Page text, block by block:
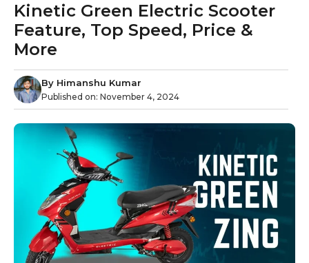
Kinetic Green Electric Scooter
Feature, Top Speed, Price &
More
By Himanshu Kumar
Published on: November 4, 2024